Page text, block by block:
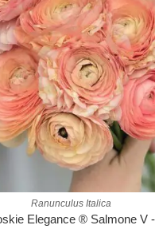
Ranunculus Italica
Elegance ® Salmone V